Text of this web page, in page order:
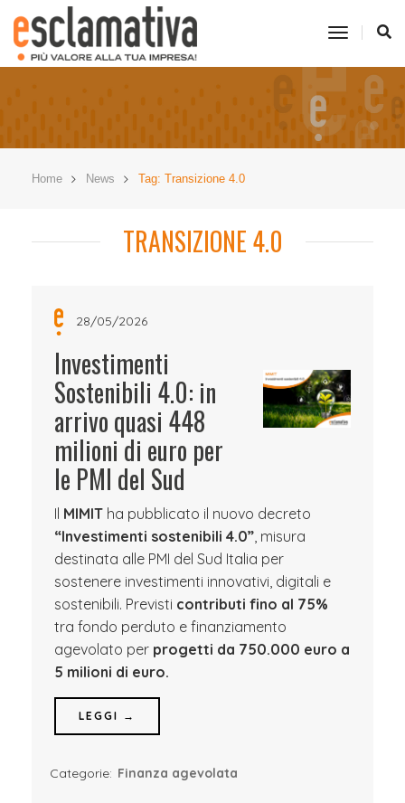
toggle
Home News Tag: Transizione 4.0
TRANSIZIONE 4.0
28/05/2026
Investimenti
Sostenibili 4.0: in
arrivo quasi 448
milioni di euro per
le PMI del Sud
Il MIMIT ha pubblicato il nuovo decreto
“Investimenti sostenibili 4.0”, misura
destinata alle PMI del Sud Italia per
sostenere investimenti innovativi, digitali e
sostenibili. Previsti contributi fino al 75%
tra fondo perduto e finanziamento
agevolato per progetti da 750.000 euro a
5 milioni di euro.
LEGGI →
Categorie: Finanza agevolata